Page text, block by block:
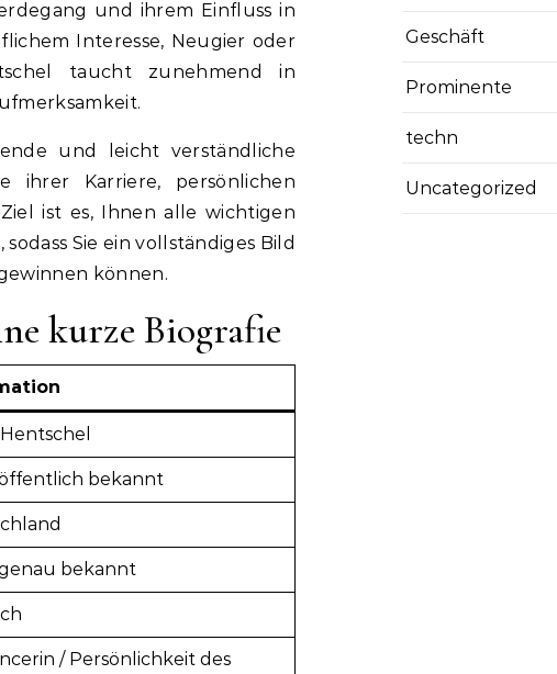
und ihrem Einfluss in
Interesse, Neugier oder
taucht zunehmend in
und leicht verständliche
ihrer Karriere, persönlichen
ist es, Ihnen alle wichtigen
Sie ein vollständiges Bild
können.
kurze Biografie
bekannt
bekannt
/ Persönlichkeit des
Geschäft
Prominente
techn
Uncategorized